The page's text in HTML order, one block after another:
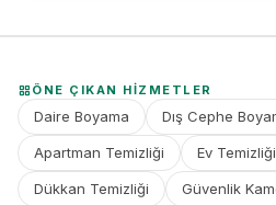
ÖNE ÇIKAN HIZMETLER
Daire Boyama Dış Cephe
Apartman Temizliği Ev Temizliği
Dükkan Temizliği Güvenlik